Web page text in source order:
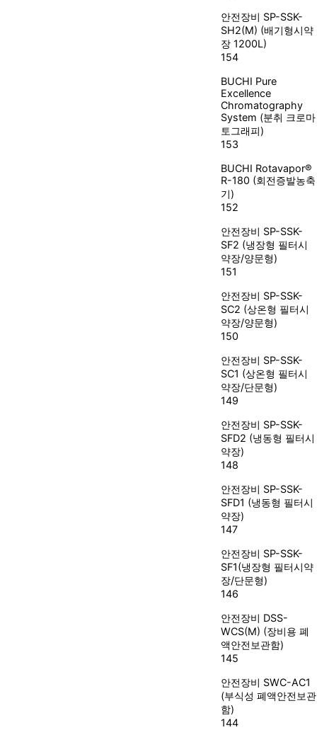
안전장비 SP-SSK-
SH2(M) (배기형시약
장 1200L)
154
BUCHI Pure
Excellence
Chromatography
System (분취 크로마
토그래피)
153
BUCHI Rotavapor®
R-180 (회전증발농축
기)
152
안전장비 SP-SSK-
SF2 (냉장형 필터시
약장/양문형)
151
안전장비 SP-SSK-
SC2 (상온형 필터시
약장/양문형)
150
안전장비 SP-SSK-
SC1 (상온형 필터시
약장/단문형)
149
안전장비 SP-SSK-
SFD2 (냉동형 필터시
약장)
148
안전장비 SP-SSK-
SFD1 (냉동형 필터시
약장)
147
안전장비 SP-SSK-
SF1(냉장형 필터시약
장/단문형)
146
안전장비 DSS-
WCS(M) (장비용 폐
액안전보관함)
145
안전장비 SWC-AC1
(부식성 폐액안전보관
함)
144